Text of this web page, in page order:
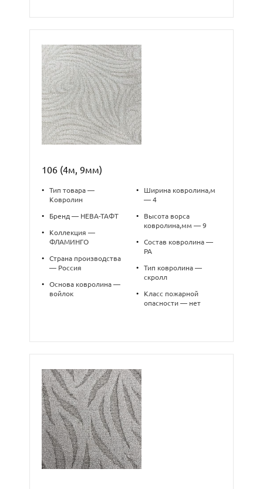
106 (4м, 9мм)
•
Тип товара —
Ковролин
• Бренд — НЕВА-ТАФТ
•
Коллекция —
ФЛАМИНГО
•
Страна производства
— Россия
•
Основа ковролина —
войлок
•
Ширина ковролина,м
— 4
•
Высота ворса
ковролина,мм — 9
•
Состав ковролина —
PA
•
Тип ковролина —
скролл
•
Класс пожарной
опасности — нет